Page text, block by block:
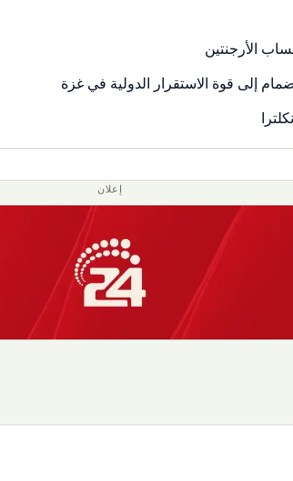
الأرجنتين
إلى قوة الاستقرار الدولية في غزة
إعلان